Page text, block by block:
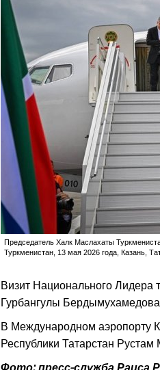
Председатель Халк Маслахаты
Туркменистан, 13 мая 2026 года, Казань,
Визит Национального Лидера
Гурбангулы
В Международном аэропорту
Республики Татарстан
Фото: пресс-служба Раиса